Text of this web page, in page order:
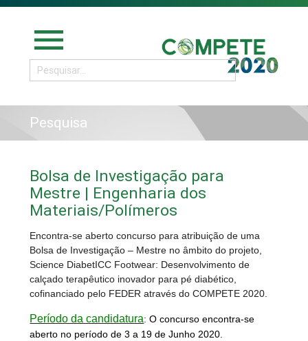
menu
Pesquisa
Bolsa de Investigação para
Mestre | Engenharia dos
Materiais/Polímeros
Encontra-se aberto concurso para atribuição de uma
Bolsa de Investigação – Mestre no âmbito do projeto,
Science DiabetICC Footwear: Desenvolvimento de
calçado terapêutico inovador para pé diabético,
cofinanciado pelo FEDER através do COMPETE 2020.
Período da candidatura:O concurso encontra-se
aberto no período de 3 a 19 de Junho 2020.